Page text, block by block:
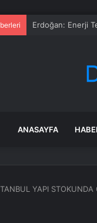
Erdoğan: Enerji
ANASAYFA
YAPI STOKUNDA